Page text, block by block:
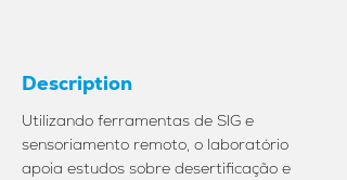
Description
Utilizando ferramentas de SIG e
sensoriamento remoto, o laboratório
apoia estudos sobre desertificação e